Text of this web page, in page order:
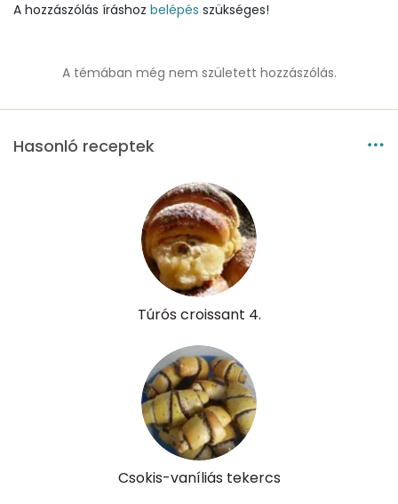
A hozzászólás íráshoz belépés szükséges!
A témában még nem született hozzászólás.
Hasonló receptek
Túrós croissant 4.
Csokis-vaníliás tekercs